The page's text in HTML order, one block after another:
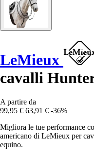
LeMieux
cavalli
A partire da
99,95 € 63,91 € -36%
Migliora le tue performance
americano di LeMieux per
equino.